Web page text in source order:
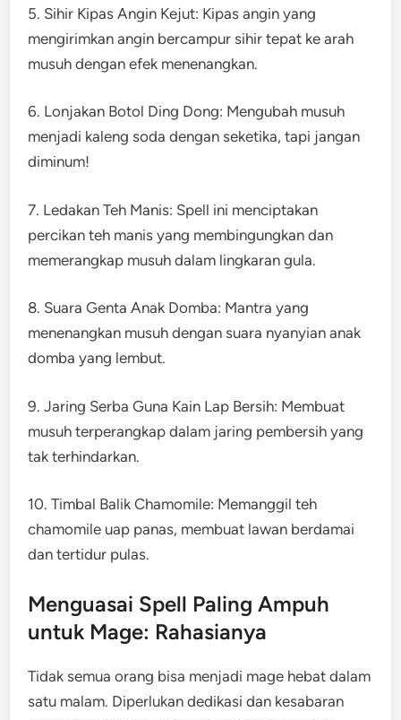
5. Sihir Kipas Angin Kejut: Kipas angin yang
mengirimkan angin bercampur sihir tepat ke arah
musuh dengan efek menenangkan.
6. Lonjakan Botol Ding Dong: Mengubah musuh
menjadi kaleng soda dengan seketika, tapi jangan
diminum!
7. Ledakan Teh Manis: Spell ini menciptakan
percikan teh manis yang membingungkan dan
memerangkap musuh dalam lingkaran gula.
8. Suara Genta Anak Domba: Mantra yang
menenangkan musuh dengan suara nyanyian anak
domba yang lembut.
9. Jaring Serba Guna Kain Lap Bersih: Membuat
musuh terperangkap dalam jaring pembersih yang
tak terhindarkan.
10. Timbal Balik Chamomile: Memanggil teh
chamomile uap panas, membuat lawan berdamai
dan tertidur pulas.
Menguasai Spell Paling Ampuh
untuk Mage: Rahasianya
Tidak semua orang bisa menjadi mage hebat dalam
satu malam. Diperlukan dedikasi dan kesabaran